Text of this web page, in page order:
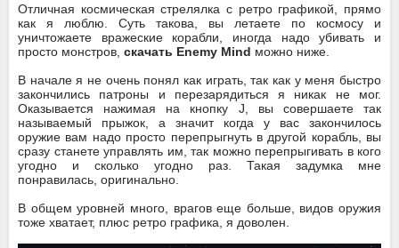
Отличная космическая стрелялка с ретро графикой, прямо
как я люблю. Суть такова, вы летаете по космосу и
уничтожаете вражеские корабли, иногда надо убивать и
просто монстров, скачать Enemy Mind можно ниже.
В начале я не очень понял как играть, так как у меня быстро
закончились патроны и перезарядиться я никак не мог.
Оказывается нажимая на кнопку J, вы совершаете так
называемый прыжок, а значит когда у вас закончилось
оружие вам надо просто перепрыгнуть в другой корабль, вы
сразу станете управлять им, так можно перепрыгивать в кого
угодно и сколько угодно раз. Такая задумка мне
понравилась, оригинально.
В общем уровней много, врагов еще больше, видов оружия
тоже хватает, плюс ретро графика, я доволен.